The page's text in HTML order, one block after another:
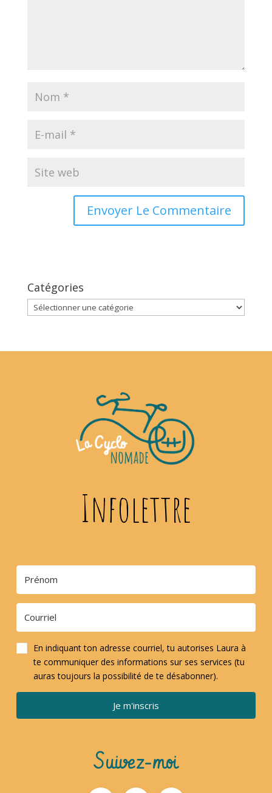
Catégories
Catégories
Infolettre
En indiquant ton adresse courriel, tu autorises Laura à
te communiquer des informations sur ses services (tu
auras toujours la possibilité de te désabonner).
Je m'inscris
Suivez-moi